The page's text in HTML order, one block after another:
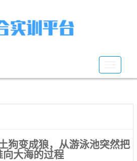
谷
狗变成狼，从游泳池突然把
向大海的过程